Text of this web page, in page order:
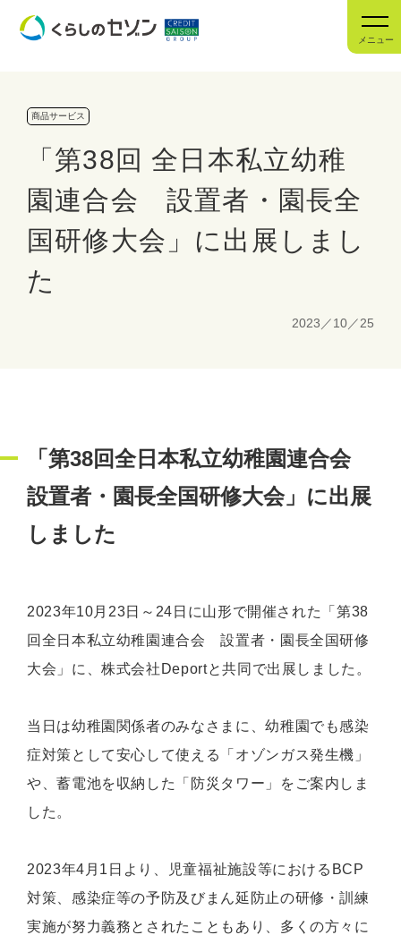
メニュー
商品サービス
「第38回 全日本私立幼稚
園連合会 設置者・園長全
国研修大会」に出展しまし
た
2023／10／25
「第38回全日本私立幼稚園連合会
設置者・園長全国研修大会」に出展
しました
2023年10月23日～24日に山形で開催された「第38
回全日本私立幼稚園連合会 設置者・園長全国研修
大会」に、株式会社Deportと共同で出展しました。
当日は幼稚園関係者のみなさまに、幼稚園でも感染
症対策として安心して使える「オゾンガス発生機」
や、蓄電池を収納した「防災タワー」をご案内しま
した。
2023年4月1日より、児童福祉施設等におけるBCP
対策、感染症等の予防及びまん延防止の研修・訓練
実施が努力義務とされたこともあり、多くの方々に